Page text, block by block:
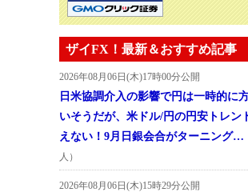
ザイFX！最新＆おすすめ記事
2026年08月06日(木)17時00分公開
日米協調介入の影響で円は一時的に
いそうだが、米ドル/円の円安トレン
えない！9月日銀会合がターニング…
人）
2026年08月06日(木)15時29分公開